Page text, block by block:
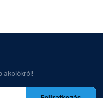
akciókról!